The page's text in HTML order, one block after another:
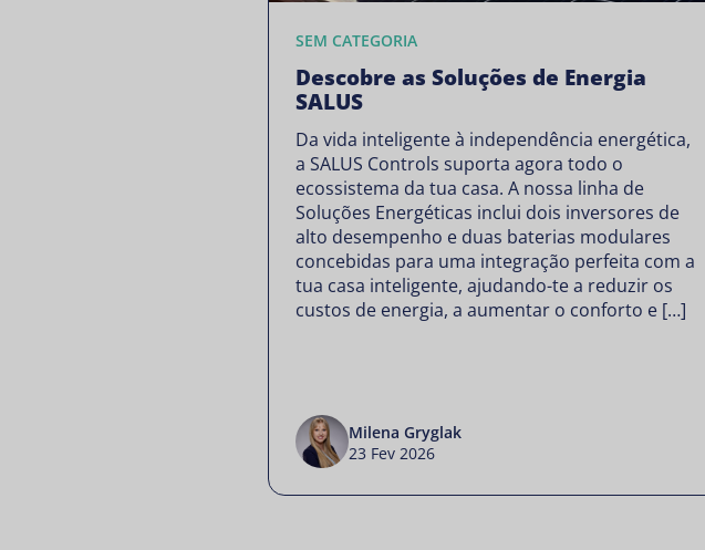
SEM CATEGORIA
Descobre as Soluções de Energia
SALUS
Da vida inteligente à independência energética,
a SALUS Controls suporta agora todo o
ecossistema da tua casa. A nossa linha de
Soluções Energéticas inclui dois inversores de
alto desempenho e duas baterias modulares
concebidas para uma integração perfeita com a
tua casa inteligente, ajudando-te a reduzir os
custos de energia, a aumentar o conforto e […]
Milena Gryglak
23 Fev 2026